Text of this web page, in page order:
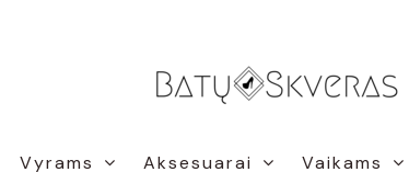
Vyrams Aksesuarai Vaikams